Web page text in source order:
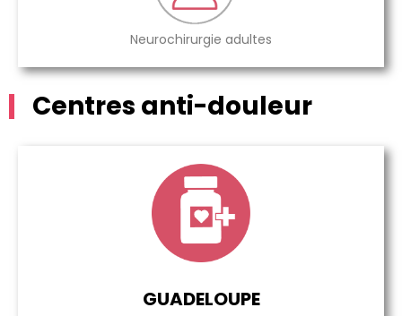
Neurochirurgie adultes
Centres anti-douleur
GUADELOUPE